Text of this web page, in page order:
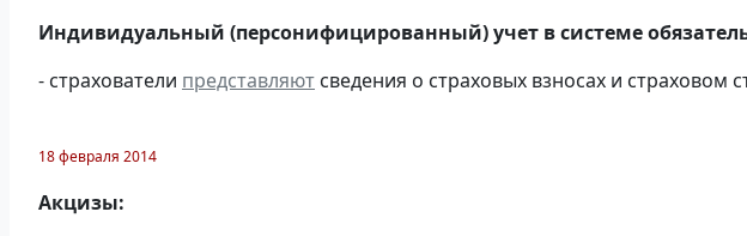
Индивидуальный (персонифицированный) учет в системе
- страхователи представляют сведения о страховых взносах и страховом
18 февраля 2014
Акцизы: